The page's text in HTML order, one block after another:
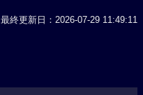
最終更新日：2026-07-29 11:49:11